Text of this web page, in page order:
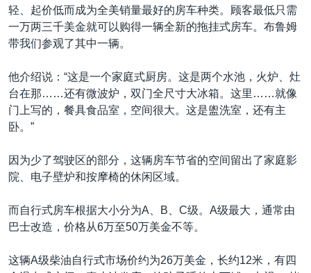
轻、起价低而成为全美销量最好的房车种类。顾客最低只需
一万两三千美金就可以购得一辆全新的拖挂式房车。布鲁姆
带我们参观了其中一辆。
他介绍说：“这是一个家庭式厨房。这是两个水池，火炉、灶
台在那……还有微波炉，双门全尺寸大冰箱。这里……就像
门上写的，餐具食品室，空间很大。这是盥洗室，还有主
卧。”
因为少了驾驶区的部分，这辆房车节省的空间留出了家庭影
院、电子壁炉和按摩椅的休闲区域。
而自行式房车根据大小分为A、B、C级。A级最大，通常由
巴士改造，价格从6万至50万美金不等。
这辆A级柴油自行式市场价约为26万美金，长约12米，有四